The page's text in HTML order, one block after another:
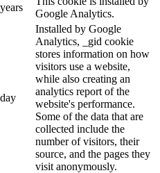
Google Analytics.
Installed by Google
Analytics, _gid cookie
stores information on how
visitors use a website,
while also creating an
analytics report of the
website's performance.
Some of the data that are
collected include the
number of visitors, their
source, and the pages they
visit anonymously.